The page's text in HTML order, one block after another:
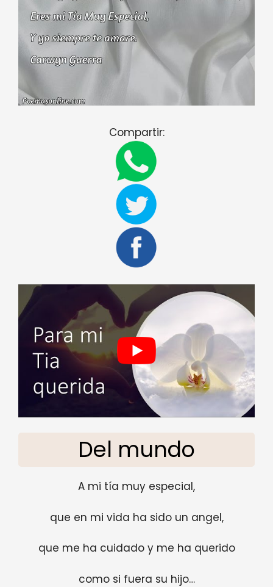
Compartir:
Del mundo
A mi tía muy especial,
que en mi vida ha sido un angel,
que me ha cuidado y me ha querido
como si fuera su hijo…